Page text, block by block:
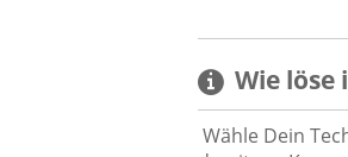
Wie löse
Wähle Dein